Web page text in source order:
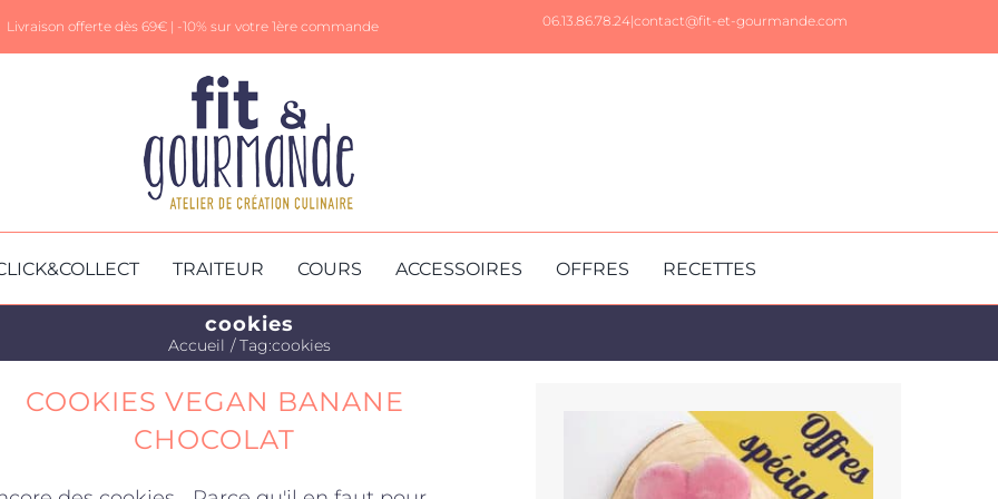
Livraison offerte dès 69€ | -10% sur votre 1ère commande 06.13.86.78.24|contact@fit-et-gourmande.com
TRAITEUR COURS ACCESSOIRES OFFRES RECETTES
cookies
Accueil Tag:cookies
COOKIES VEGAN BANANE
CHOCOLAT